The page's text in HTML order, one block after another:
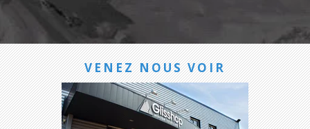
VENEZ NOUS VOIR